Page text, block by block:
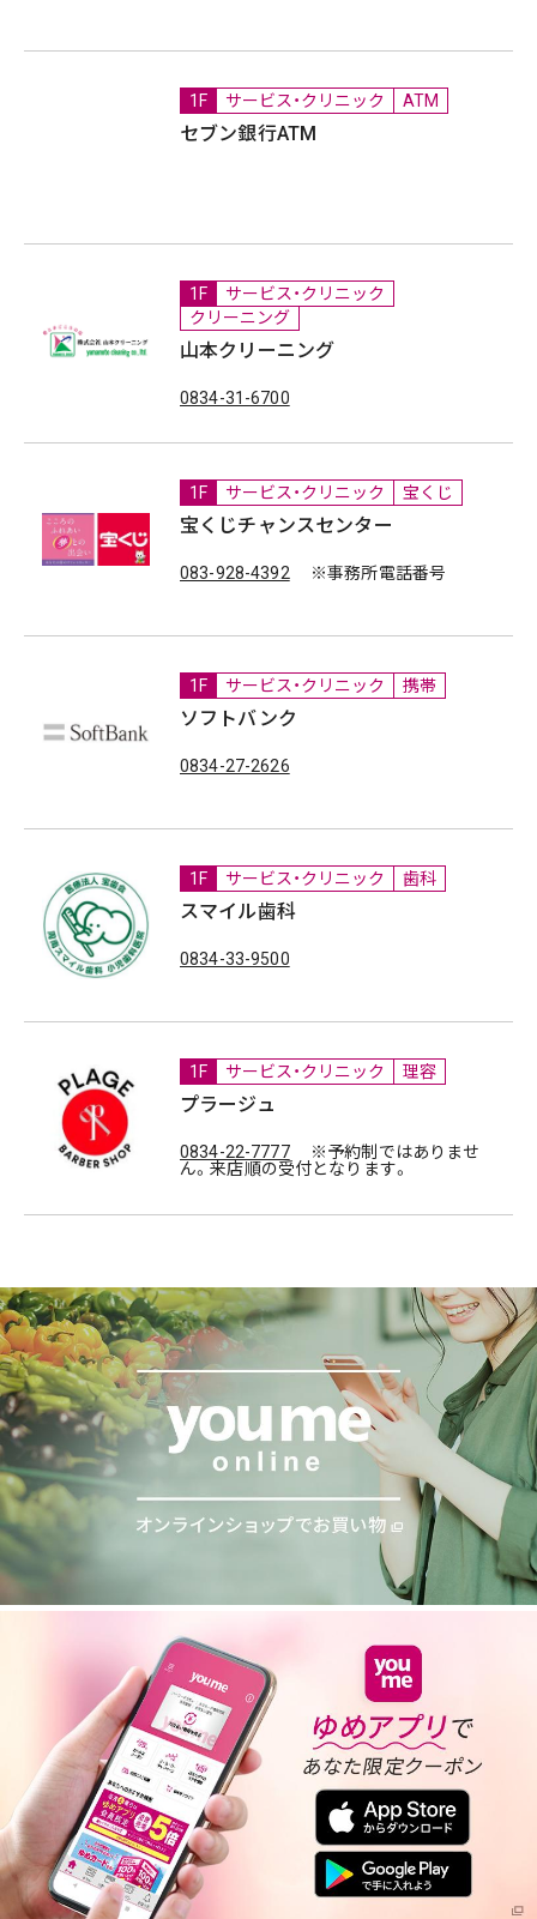
1F サービス・クリニック ATM
セブン銀行ATM
1F
サービス・クリニック
クリーニング
山本クリーニング
0834-31-6700
1F サービス・クリニック 宝くじ
宝くじチャンスセンター
083-928-4392 ※事務所電話番号
1F サービス・クリニック 携帯
ソフトバンク
0834-27-2626
1F サービス・クリニック 歯科
スマイル歯科
0834-33-9500
1F サービス・クリニック 理容
プラージュ
0834-22-7777※予約制ではありませ
ん。来店順の受付となります。